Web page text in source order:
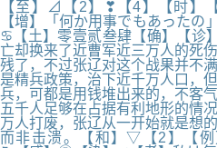
【至】⊿【2】❣【4】【时
【增】「何か用事でもあったの
♋【土】零壹贰叁肆【确】【
亡却换来了近曹军近三万人的死
残了，不过张辽对这个战果并不
是精兵政策，治下近千万人口，
兵，可都是用钱堆出来的，不客
五千人足够在占据有利地形的情
万人打废，张辽从一开始就是想
而非击溃。【和】▽【2】【